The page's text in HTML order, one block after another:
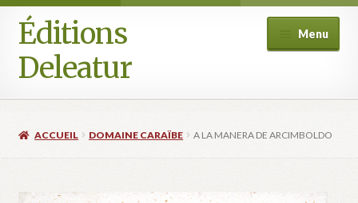
Aller
à
Aller
au
contenu
Éditions
Deleatur
Menu
Deleatur
ACCUEIL DOMAINE CARAÏBE A LA MANERA DE ARCIMBOLDO